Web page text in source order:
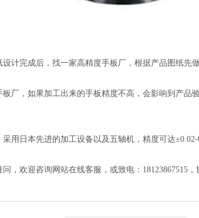
完成后，找一家高精度手板厂，根据产品图纸先
，如果加工出来的手板精度不高，会影响到产品
日本先进的加工设备以及五轴机，精度可达±0.02-
欢迎咨询网站在线客服，或致电：18123867515，